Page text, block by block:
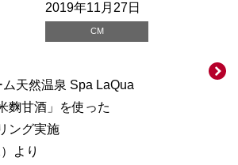
2019年11月27日
CM
天然温泉 Spa LaQua
麴甘酒」を使った
ング実施
より